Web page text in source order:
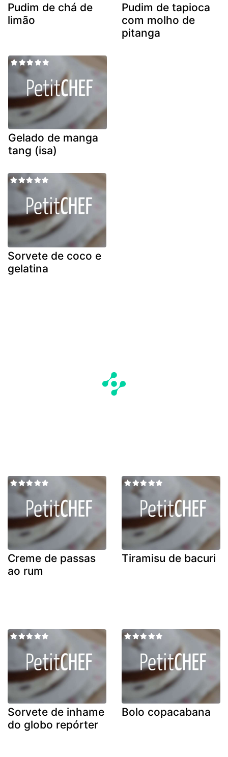
Pudim de chá de
limão
Pudim de tapioca
com molho de
pitanga
Gelado de manga
tang (isa)
Sorvete de coco e
gelatina
Creme de passas
ao rum
Tiramisu de bacuri
Sorvete de inhame
do globo repórter
Bolo copacabana